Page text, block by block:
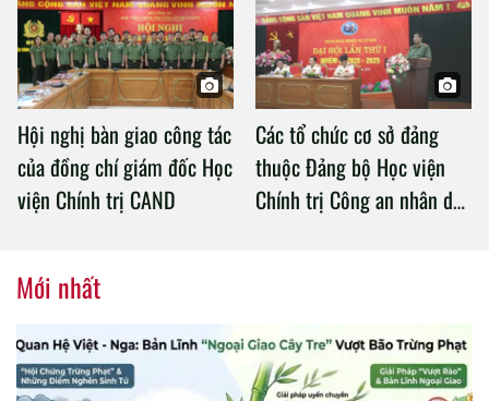
Chính trị Công an nhân dân
Hội nghị bàn giao công tác
của đồng chí giám đốc Học
viện Chính trị CAND
Các tổ chức cơ sở đảng
thuộc Đảng bộ Học viện
Chính trị Công an nhân dân
Mới nhất